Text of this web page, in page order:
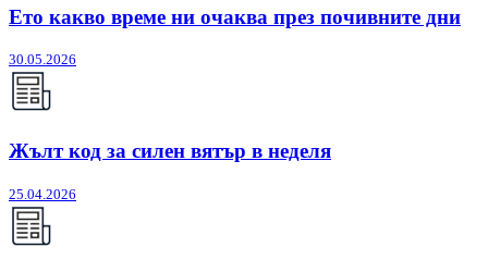
Ето какво време ни очаква през почивните дни
30.05.2026
Жълт код за силен вятър в неделя
25.04.2026